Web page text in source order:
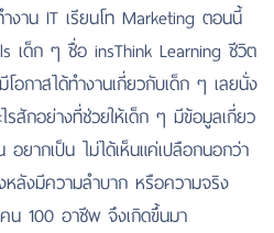
งาน IT เรียนโท Marketing ตอนนี้
เด็ก ๆ ชื่อ insThink Learning ชีวิต
กาสได้ทำงานเกี่ยวกับเด็ก ๆ เลยนั่ง
รสักอย่างที่ช่วยให้เด็ก ๆ มีข้อมูลเกี่ยว
ยากเป็น ไม่ได้เห็นแค่เปลือกนอกว่า
หลังมีความลำบาก หรือความจริง
น 100 อาชีพ จึงเกิดขึ้นมา